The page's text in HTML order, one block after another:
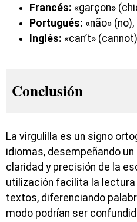
Francés: «garçon»
Portugués: «não»
Inglés: «can’t»
Conclusión
La virgulilla es un signo
idiomas, desempeñando
claridad y precisión de la
utilización facilita la lectura
textos, diferenciando
modo podrían ser